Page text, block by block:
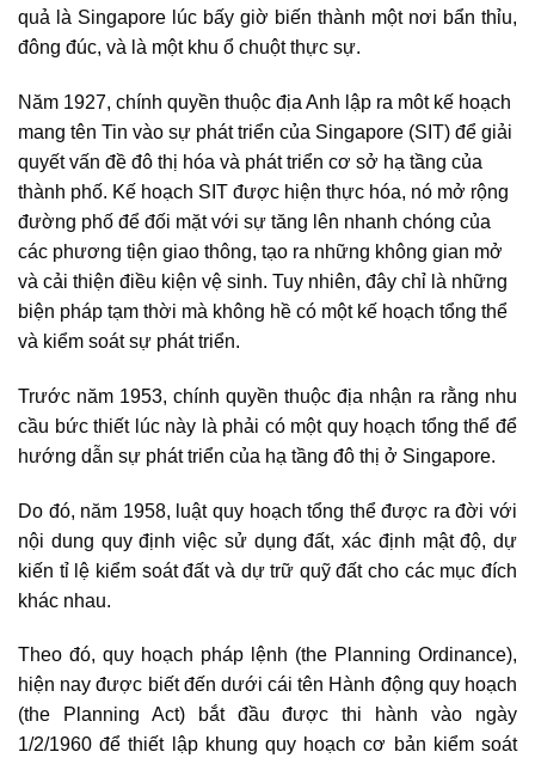
quả là Singapore lúc bấy giờ biến thành một nơi bẩn thỉu,
đông đúc, và là một khu ổ chuột thực sự.
Năm 1927, chính quyền thuộc địa Anh lập ra môt kế hoạch
mang tên Tin vào sự phát triển của Singapore (SIT) để giải
quyết vấn đề đô thị hóa và phát triển cơ sở hạ tầng của
thành phố. Kế hoạch SIT được hiện thực hóa, nó mở rộng
đường phố để đối mặt với sự tăng lên nhanh chóng của
các phương tiện giao thông, tạo ra những không gian mở
và cải thiện điều kiện vệ sinh. Tuy nhiên, đây chỉ là những
biện pháp tạm thời mà không hề có một kế hoạch tổng thể
và kiểm soát sự phát triển.
Trước năm 1953, chính quyền thuộc địa nhận ra rằng nhu
cầu bức thiết lúc này là phải có một quy hoạch tổng thể để
hướng dẫn sự phát triển của hạ tầng đô thị ở Singapore.
Do đó, năm 1958, luật quy hoạch tổng thể được ra đời với
nội dung quy định việc sử dụng đất, xác định mật độ, dự
kiến tỉ lệ kiểm soát đất và dự trữ quỹ đất cho các mục đích
khác nhau.
Theo đó, quy hoạch pháp lệnh (the Planning Ordinance),
hiện nay được biết đến dưới cái tên Hành động quy hoạch
(the Planning Act) bắt đầu được thi hành vào ngày
1/2/1960 để thiết lập khung quy hoạch cơ bản kiểm soát